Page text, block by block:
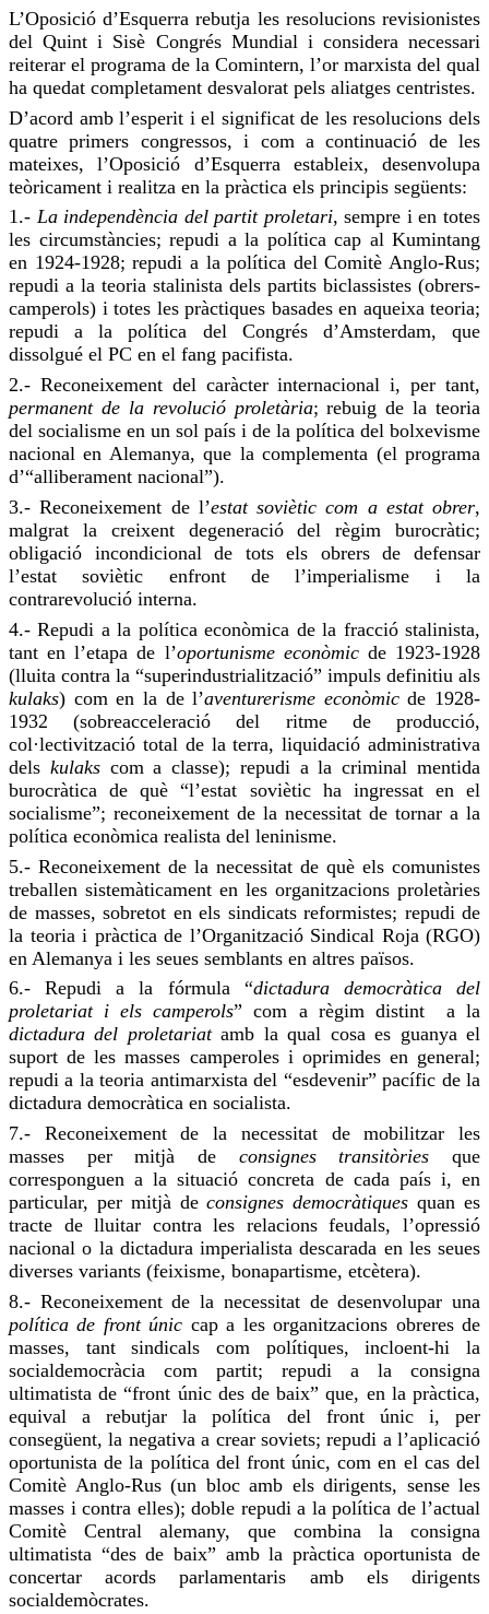
L’Oposició d’Esquerra rebutja les resolucions revisionistes
del Quint i Sisè Congrés Mundial i considera necessari
reiterar el programa de la Comintern, l’or marxista del qual
ha quedat completament desvalorat pels aliatges centristes.
D’acord amb l’esperit i el significat de les resolucions dels
quatre primers congressos, i com a continuació de les
mateixes, l’Oposició d’Esquerra estableix, desenvolupa
teòricament i realitza en la pràctica els principis següents:
1.- La independència del partit proletari, sempre i en totes
les circumstàncies; repudi a la política cap al Kumintang
en 1924-1928;repudi a la política del Comitè Anglo-Rus;
repudi a la teoria stalinista dels partits biclassistes (obrers-
camperols) i totes les pràctiques basades en aqueixa teoria;
repudi a la política del Congrés d’Amsterdam, que
dissolgué el PC en el fang pacifista.
2.- Reconeixement del caràcter internacional i, per tant,
permanent de la revolució proletària;rebuig de la teoria
del socialisme en un sol país i de la política del bolxevisme
nacional en Alemanya, que la complementa (el programa
d’“alliberament nacional”).
3.- Reconeixement de l’estat soviètic com a estat obrer,
malgrat la creixent degeneració del règim burocràtic;
obligació incondicional de tots els obrers de defensar
l’estat soviètic enfront de l’imperialisme i la
contrarevolució interna.
4.-Repudi a la política econòmica de la fracció stalinista,
tant en l’etapa de l’oportunisme econòmicde 1923-1928
(lluita contra la “superindustrialització” impuls definitiu als
kulaks) com en la de l’aventurerisme econòmicde 1928-
1932 (sobreacceleració del ritme de producció,
col·lectivització total de la terra, liquidació administrativa
dels kulakscom a classe); repudi a la criminal mentida
burocràtica de què “l’estat soviètic ha ingressat en el
socialisme”; reconeixement de la necessitat de tornar a la
política econòmica realista del leninisme.
5.- Reconeixement de la necessitat de què els comunistes
treballen sistemàticament en les organitzacions proletàries
de masses, sobretot en els sindicats reformistes; repudi de
la teoria i pràctica de l’Organització Sindical Roja (RGO)
en Alemanya i les seues semblants en altres països.
6.-Repudi a la fórmula “dictadura democràtica del
proletariat i els camperols” com a règim distint a la
dictadura del proletariatamb la qual cosa es guanya el
suport de les masses camperoles i oprimides en general;
repudi a la teoria antimarxista del “esdevenir” pacífic de la
dictadura democràtica en socialista.
7.- Reconeixement de la necessitat de mobilitzar les
masses per mitjà de consignestransitòries que
corresponguen a la situació concreta de cada país i, en
particular, per mitjà deconsignes democràtiques quan es
tracte de lluitar contra les relacions feudals, l’opressió
nacional o la dictadura imperialista descarada en les seues
diverses variants (feixisme, bonapartisme, etcètera).
8.- Reconeixement de la necessitat de desenvolupar una
política de front únic cap a les organitzacions obreres de
masses, tant sindicals com polítiques, incloent-hi la
socialdemocràcia com partit; repudi a la consigna
ultimatista de “front únic des de baix” que, en la pràctica,
equival a rebutjar la política del front únic i, per
consegüent, la negativa a crear soviets;repudi a l’aplicació
oportunista de la política del front únic, com en el cas del
Comitè Anglo-Rus (un bloc amb els dirigents, sense les
masses i contra elles); doble repudi a la política de l’actual
Comitè Central alemany, que combina la consigna
ultimatista “des de baix” amb la pràctica oportunista de
concertar acords parlamentaris amb els dirigents
socialdemòcrates.